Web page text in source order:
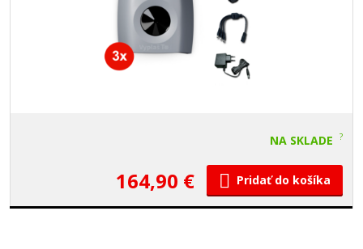
NA SKLADE ?
164,90 € Pridať do košíka